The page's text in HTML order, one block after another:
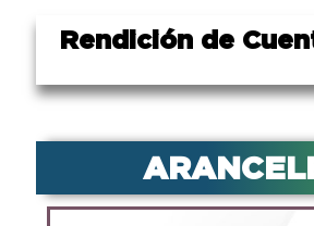
Rendición de